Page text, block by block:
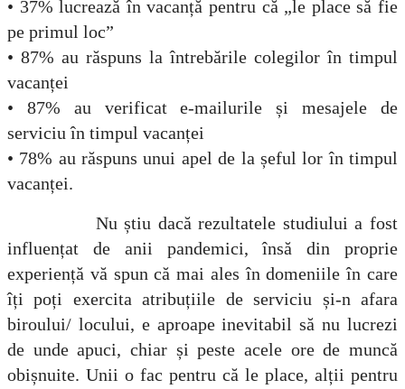
• 37% lucrează în vacanță pentru că „le place să fie
pe primul loc”
• 87% au răspuns la întrebările colegilor în timpul
vacanței
• 87% au verificat e-mailurile și mesajele de
serviciu în timpul vacanței
• 78% au răspuns unui apel de la șeful lor în timpul
vacanței.
Nu știu dacă rezultatele studiului a fost
influențat de anii pandemici, însă din proprie
experiență vă spun că mai ales în domeniile în care
îți poți exercita atribuțiile de serviciu și-n afara
biroului/ locului, e aproape inevitabil să nu lucrezi
de unde apuci, chiar și peste acele ore de muncă
obișnuite. Unii o fac pentru că le place, alții pentru